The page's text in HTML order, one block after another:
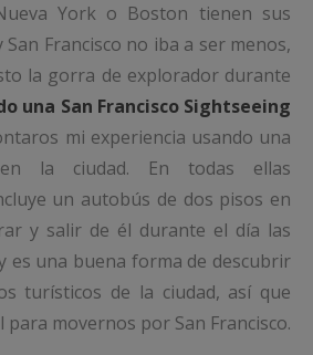
York o Boston tienen sus
Francisco no iba a ser menos,
la gorra de explorador durante
una San Francisco Sightseeing
mi experiencia usando una
la ciudad. En todas ellas
un autobús de dos pisos en
y salir de él durante el día las
es una buena forma de descubrir
turísticos de la ciudad, así que
para movernos por San Francisco.